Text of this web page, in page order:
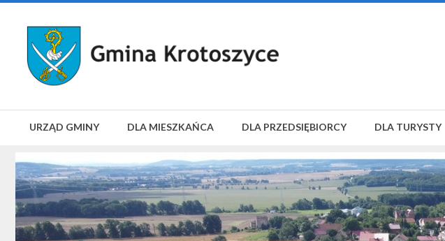
URZĄD GMINY DLA MIESZKAŃCA DLA PRZEDSIĘBIORCY DLA TURYSTY